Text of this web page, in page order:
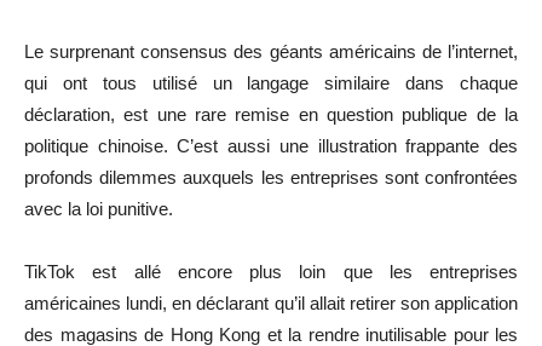
Le surprenant consensus des géants américains de l’internet,
qui ont tous utilisé un langage similaire dans chaque
déclaration, est une rare remise en question publique de la
politique chinoise. C’est aussi une illustration frappante des
profonds dilemmes auxquels les entreprises sont confrontées
avec la loi punitive.
TikTok est allé encore plus loin que les entreprises
américaines lundi, en déclarant qu’il allait retirer son application
des magasins de Hong Kong et la rendre inutilisable pour les